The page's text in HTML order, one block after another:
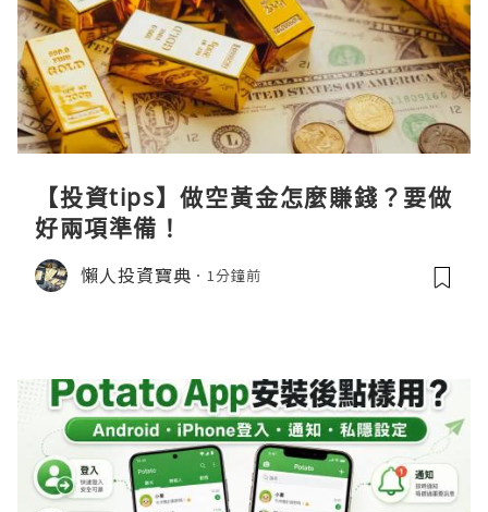
【投資tips】做空黃金怎麼賺錢？要做
好兩項準備！
懶人投資寶典 1分鐘前